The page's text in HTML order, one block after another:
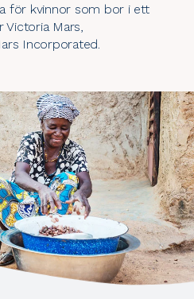
för kvinnor som bor i ett
Victoria Mars,
Incorporated.